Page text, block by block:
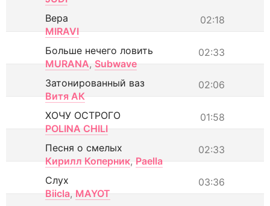
02:18
Вера
MIRAVI
02:33
Больше нечего ловить
MURANA, Subwave
02:06
Затонированный ваз
Витя АК
01:58
ХОЧУ ОСТРОГО
POLINA CHILI
02:33
Песня о смелых
Кирилл Коперник, Paella
03:36
Слух
Biicla, MAYOT